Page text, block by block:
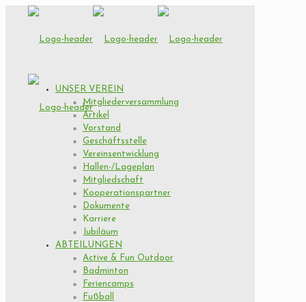
UNSER VEREIN
Mitgliederversammlung
Artikel
Vorstand
Geschäftsstelle
Vereinsentwicklung
Hallen-/Lageplan
Mitgliedschaft
Kooperationspartner
Dokumente
Karriere
Jubiläum
ABTEILUNGEN
Active & Fun Outdoor
Badminton
Feriencamps
Fußball